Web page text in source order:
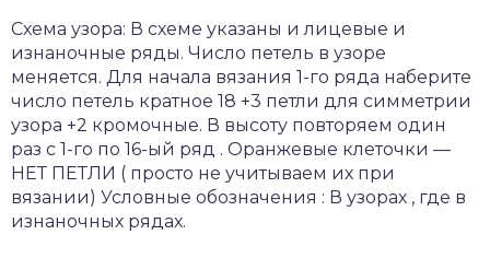
Схема узора: В схеме указаны и лицевые и
изнаночные ряды. Число петель в узоре
меняется. Для начала вязания 1-го ряда наберите
число петель кратное 18 +3 петли для симметрии
узора +2 кромочные. В высоту повторяем один
раз с 1-го по 16-ый ряд . Оранжевые клеточки —
НЕТ ПЕТЛИ ( просто не учитываем их при
вязании) Условные обозначения : В узорах , где в
изнаночных рядах.